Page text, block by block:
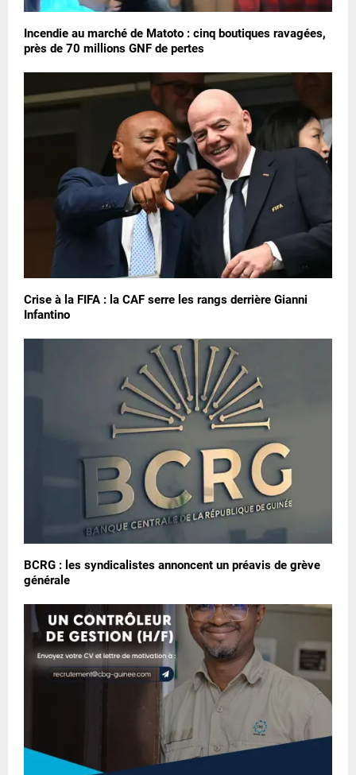
Incendie au marché de Matoto : cinq boutiques ravagées,
près de 70 millions GNF de pertes
Crise à la FIFA : la CAF serre les rangs derrière Gianni
Infantino
BCRG : les syndicalistes annoncent un préavis de grève
générale